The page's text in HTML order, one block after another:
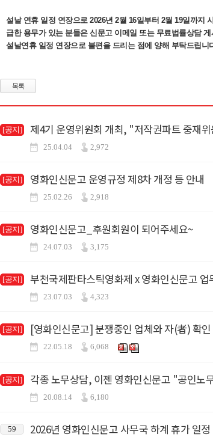
설날 연휴 일정 연장으로 2026년 2월 16일부터 2월 19일까지
급한 용무가 있는 분들은 신문고 이메일 또는 무료법률상담
설날연휴 일정 연장으로 불편을 드리는 점에 양해 부탁드립니
목록
[공지] 제4기 운영위원회 개최, "저작권파트 중재
25.04.04 2,972
[공지] 영화인신문고 운영규정 제8차 개정 등 안내
25.02.26 2,918
[공지] 영화인신문고_후원회원이 되어주세요~
24.07.03 3,175
[공지] 부천국제판타스틱영화제 x 영화인신문고
23.07.03 4,323
[공지] [영화인신문고] 분쟁중인 업체와 자(者) 확인
22.05.18 6,068
[공지] 각종 노무상담, 이젠 영화인신문고 "공인노
20.08.14 6,180
59 2026년 영화인신문고 사무국 하계 휴가 일정